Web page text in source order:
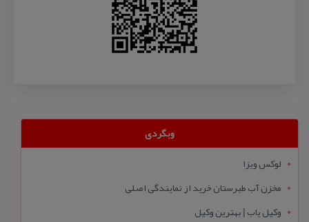
وبگردی
لوکس ویزا
مخزن آب طبرستان خرید از نمایندگی اصلی
وکیل یاب | بهترین وکیل